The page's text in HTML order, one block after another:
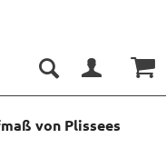
von Plissees